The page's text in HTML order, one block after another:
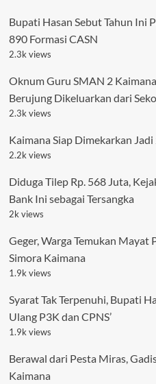
Bupati Hasan Sebut Tahun Ini
890 Formasi CASN
2.3k views
Oknum Guru SMAN 2
Berujung Dikeluarkan dari
2.3k views
Kaimana Siap Dimekarkan
2.2k views
Diduga Tilep Rp. 568 Juta,
Bank Ini sebagai Tersangka
2k views
Geger, Warga Temukan Mayat
Simora Kaimana
1.9k views
Syarat Tak Terpenuhi, Bupati
Ulang P3K dan CPNS’
1.9k views
Berawal dari Pesta Miras,
Kaimana